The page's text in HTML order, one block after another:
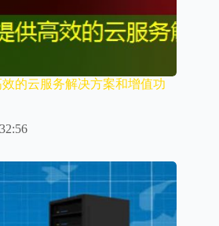
的云服务解决方案和增值功